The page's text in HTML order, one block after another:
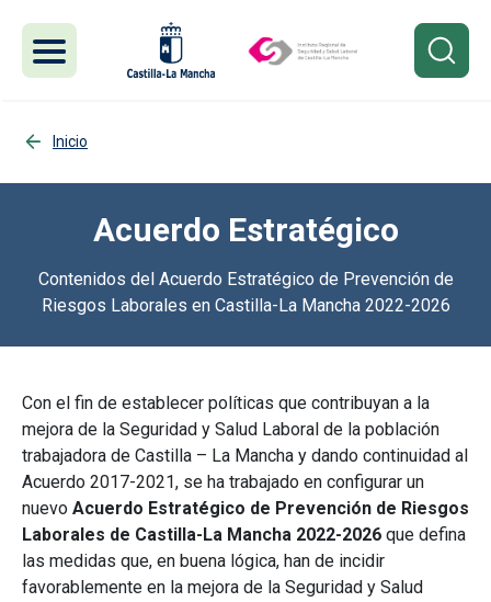
Inicio
Acuerdo Estratégico
Contenidos del Acuerdo Estratégico de Prevención de
Riesgos Laborales en Castilla-La Mancha 2022-2026
Con el fin de establecer políticas que contribuyan a la
mejora de la Seguridad y Salud Laboral de la población
trabajadora de Castilla – La Mancha y dando continuidad al
Acuerdo 2017-2021, se ha trabajado en configurar un
nuevo Acuerdo Estratégico de Prevención de Riesgos
Laborales de Castilla-La Mancha 2022-2026 que defina
las medidas que, en buena lógica, han de incidir
favorablemente en la mejora de la Seguridad y Salud